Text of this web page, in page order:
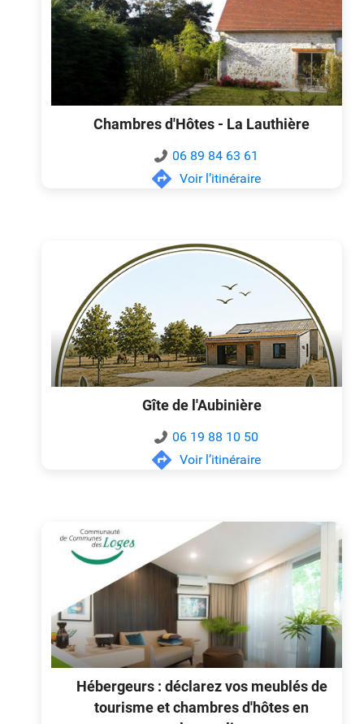
Chambres d'Hôtes - La Lauthière
06 89 84 63 61
Voir l’itinéraire
Gîte de l'Aubinière
06 19 88 10 50
Voir l’itinéraire
Hébergeurs : déclarez vos meublés de
tourisme et chambres d'hôtes en